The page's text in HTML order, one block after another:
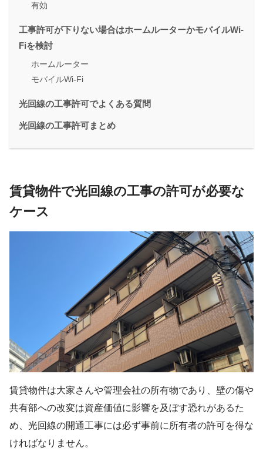
有効
工事許可が下りない場合はホームルーターかモバイルWi-
Fiを検討
ホームルーター
モバイルWi-Fi
光回線の工事許可でよくある質問
光回線の工事許可まとめ
賃貸物件で光回線の工事の許可が必要な
ケース
賃貸物件は大家さんや管理会社の所有物であり、壁の傷や
共有部への改変は資産価値に影響を及ぼす恐れがあるた
め、光回線の開通工事には必ず事前に所有者の許可を得な
ければなりません。